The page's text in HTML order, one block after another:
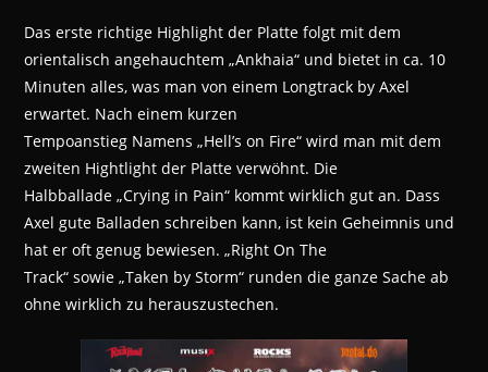
Das erste richtige Highlight der Platte folgt mit dem
orientalisch angehauchtem „Ankhaia“ und bietet in ca. 10
Minuten alles, was man von einem Longtrack by Axel
erwartet. Nach einem kurzen
Tempoanstieg Namens „Hell’s on Fire“ wird man mit dem
zweiten Hightlight der Platte verwöhnt. Die
Halbballade „Crying in Pain“ kommt wirklich gut an. Dass
Axel gute Balladen schreiben kann, ist kein Geheimnis und
hat er oft genug bewiesen. „Right On The
Track“ sowie „Taken by Storm“ runden die ganze Sache ab
ohne wirklich zu herauszustechen.